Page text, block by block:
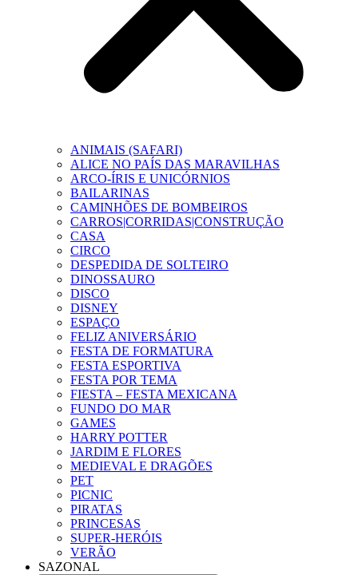
ANIMAIS (SAFARI)
ALICE NO PAÍS DAS MARAVILHAS
ARCO-ÍRIS E UNICÓRNIOS
BAILARINAS
CAMINHÕES DE BOMBEIROS
CARROS|CORRIDAS|CONSTRUÇÃO
CASA
CIRCO
DESPEDIDA DE SOLTEIRO
DINOSSAURO
DISCO
DISNEY
ESPAÇO
FELIZ ANIVERSÁRIO
FESTA DE FORMATURA
FESTA ESPORTIVA
FESTA POR TEMA
FIESTA – FESTA MEXICANA
FUNDO DO MAR
GAMES
HARRY POTTER
JARDIM E FLORES
MEDIEVAL E DRAGÕES
PET
PICNIC
PIRATAS
PRINCESAS
SUPER-HERÓIS
VERÃO
SAZONAL